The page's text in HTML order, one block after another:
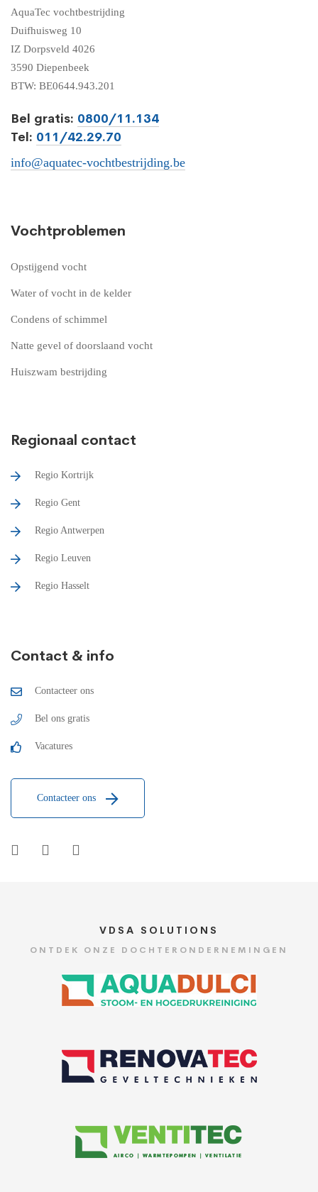
AquaTec vochtbestrijding
Duifhuisweg 10
IZ Dorpsveld 4026
3590 Diepenbeek
BTW: BE0644.943.201
Bel gratis: 0800/11.134
Tel: 011/42.29.70
info@aquatec-vochtbestrijding.be
Vochtproblemen
Opstijgend vocht
Water of vocht in de kelder
Condens of schimmel
Natte gevel of doorslaand vocht
Huiszwam bestrijding
Regionaal contact
Regio Kortrijk
Regio Gent
Regio Antwerpen
Regio Leuven
Regio Hasselt
Contact & info
Contacteer ons
Bel ons gratis
Vacatures
Contacteer ons
VDSA SOLUTIONS
ONTDEK ONZE DOCHTERONDERNEMINGEN